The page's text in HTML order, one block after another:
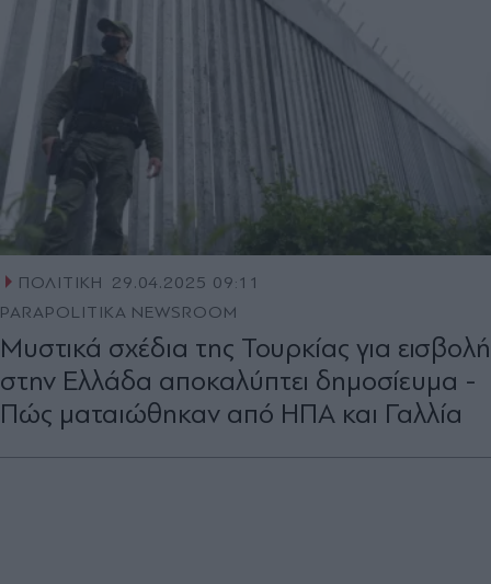
ΠΟΛΙΤΙΚΗ
29.04.2025 09:11
PARAPOLITIKA NEWSROOM
Μυστικά σχέδια της Τουρκίας για εισβολή
στην Ελλάδα αποκαλύπτει δημοσίευμα -
Πώς ματαιώθηκαν από ΗΠΑ και Γαλλία